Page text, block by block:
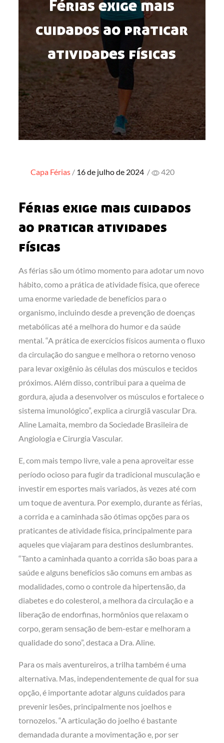
Férias exige mais
cuidados ao praticar
atividades físicas
Capa Férias Posted
16 de julho de 2024 / 420
Férias exige mais cuidados
ao praticar atividades
físicas
As férias são um ótimo momento para adotar um novo
hábito, como a prática de atividade física, que oferece
uma enorme variedade de benefícios para o
organismo, incluindo desde a prevenção de doenças
metabólicas até a melhora do humor e da saúde
mental. “A prática de exercícios físicos aumenta o fluxo
da circulação do sangue e melhora o retorno venoso
para levar oxigênio às células dos músculos e tecidos
próximos. Além disso, contribui para a queima de
gordura, ajuda a desenvolver os músculos e fortalece o
sistema imunológico”, explica a cirurgiã vascular Dra.
Aline Lamaita, membro da Sociedade Brasileira de
Angiologia e Cirurgia Vascular.
E, com mais tempo livre, vale a pena aproveitar esse
período ocioso para fugir da tradicional musculação e
investir em esportes mais variados, às vezes até com
um toque de aventura. Por exemplo, durante as férias,
a corrida e a caminhada são ótimas opções para os
praticantes de atividade física, principalmente para
aqueles que viajaram para destinos deslumbrantes.
“Tanto a caminhada quanto a corrida são boas para a
saúde e alguns benefícios são comuns em ambas as
modalidades, como o controle da hipertensão, da
diabetes e do colesterol, a melhora da circulação e a
liberação de endorfinas, hormônios que relaxam o
corpo, geram sensação de bem-estar e melhoram a
qualidade do sono”, destaca a Dra. Aline.
Para os mais aventureiros, a trilha também é uma
alternativa. Mas, independentemente de qual for sua
opção, é importante adotar alguns cuidados para
prevenir lesões, principalmente nos joelhos e
tornozelos. “A articulação do joelho é bastante
demandada durante a movimentação e, por ser